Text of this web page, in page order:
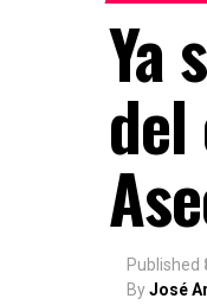
Ya
Published
ByJosé